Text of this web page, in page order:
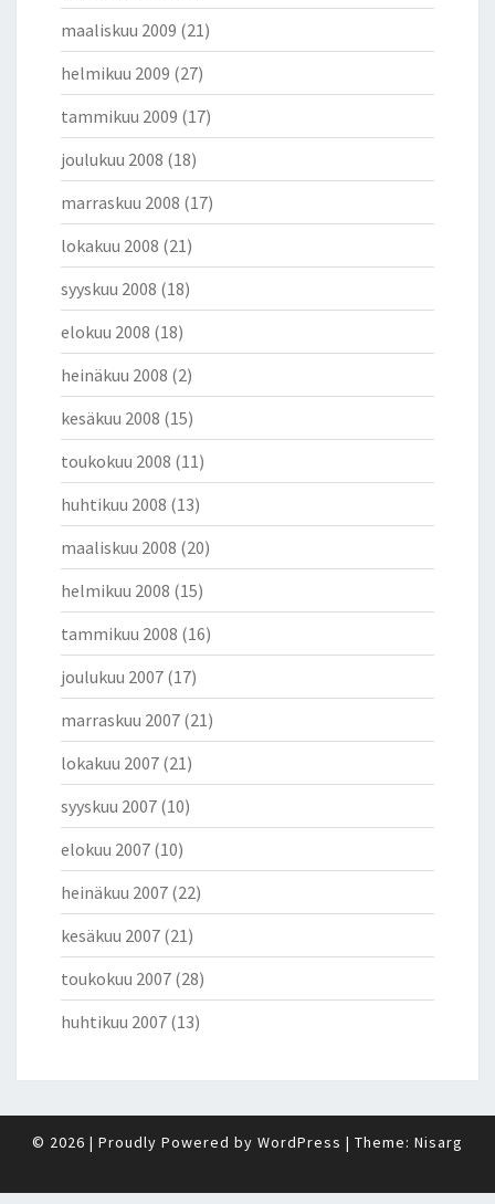
maaliskuu 2009 (21)
helmikuu 2009 (27)
tammikuu 2009 (17)
joulukuu 2008 (18)
marraskuu 2008 (17)
lokakuu 2008 (21)
syyskuu 2008 (18)
elokuu 2008 (18)
heinäkuu 2008 (2)
kesäkuu 2008 (15)
toukokuu 2008 (11)
huhtikuu 2008 (13)
maaliskuu 2008 (20)
helmikuu 2008 (15)
tammikuu 2008 (16)
joulukuu 2007 (17)
marraskuu 2007 (21)
lokakuu 2007 (21)
syyskuu 2007 (10)
elokuu 2007 (10)
heinäkuu 2007 (22)
kesäkuu 2007 (21)
toukokuu 2007 (28)
huhtikuu 2007 (13)
© 2026 | Proudly Powered by WordPress | Theme: Nisarg